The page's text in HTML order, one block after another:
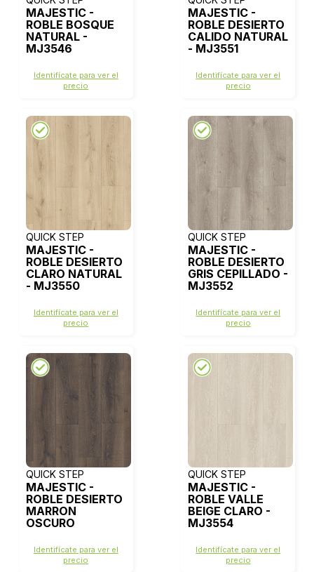
MAJESTIC -
ROBLE BOSQUE
NATURAL -
MJ3546
Identifícate para ver el
precio
MAJESTIC -
ROBLE DESIERTO
CALIDO NATURAL
- MJ3551
Identifícate para ver el
precio
QUICK STEP
MAJESTIC -
ROBLE DESIERTO
CLARO NATURAL
- MJ3550
Identifícate para ver el
precio
QUICK STEP
MAJESTIC -
ROBLE DESIERTO
GRIS CEPILLADO -
MJ3552
Identifícate para ver el
precio
QUICK STEP
MAJESTIC -
ROBLE DESIERTO
MARRON
OSCURO
MJ3553
Identifícate para ver el
precio
QUICK STEP
MAJESTIC -
ROBLE VALLE
BEIGE CLARO -
MJ3554
Identifícate para ver el
precio